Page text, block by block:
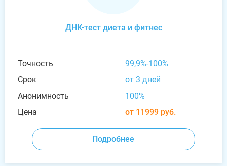
ДНК-тест диета и фитнес
Точность
99,9%-100%
Срок
от 3 дней
Анонимность
100%
Цена
от 11999 руб.
Подробнее